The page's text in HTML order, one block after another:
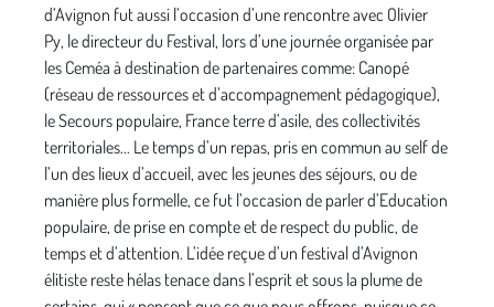
d’Avignon fut aussi l’occasion d’une rencontre avec Olivier
Py, le directeur du Festival, lors d’une journée organisée par
les Ceméa à destination de partenaires comme: Canopé
(réseau de ressources et d’accompagnement pédagogique),
le Secours populaire, France terre d’asile, des collectivités
territoriales... Le temps d’un repas, pris en commun au self de
l’un des lieux d’accueil, avec les jeunes des séjours, ou de
manière plus formelle, ce fut l’occasion de parler d’Education
populaire, de prise en compte et de respect du public, de
temps et d’attention. L’idée reçue d’un festival d’Avignon
élitiste reste hélas tenace dans l’esprit et sous la plume de